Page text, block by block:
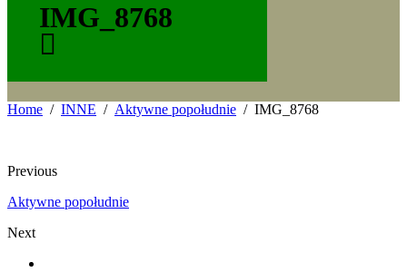
IMG_8768
Home INNE Aktywne popołudnie IMG_8768
Previous
Aktywne popołudnie
Next